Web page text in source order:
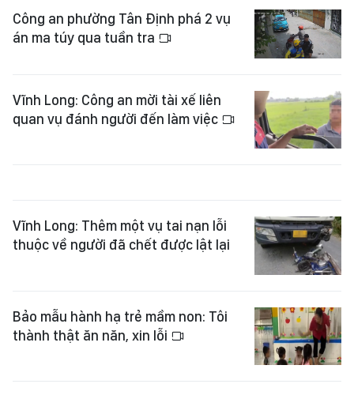
Công an phường Tân Định phá 2 vụ
án ma túy qua tuần tra
Vĩnh Long: Công an mời tài xế liên
quan vụ đánh người đến làm việc
Vĩnh Long: Thêm một vụ tai nạn lỗi
thuộc về người đã chết được lật lại
Bảo mẫu hành hạ trẻ mầm non: Tôi
thành thật ăn năn, xin lỗi